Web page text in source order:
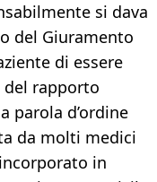
si dava
del Giuramento
di essere
del rapporto
parola d’ordine
da molti medici
in